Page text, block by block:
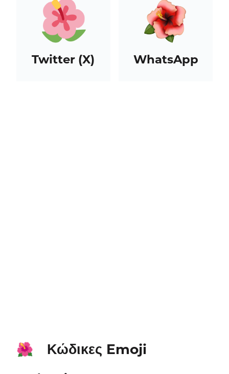
Twitter (X) WhatsApp
🌺 Κώδικες Emoji